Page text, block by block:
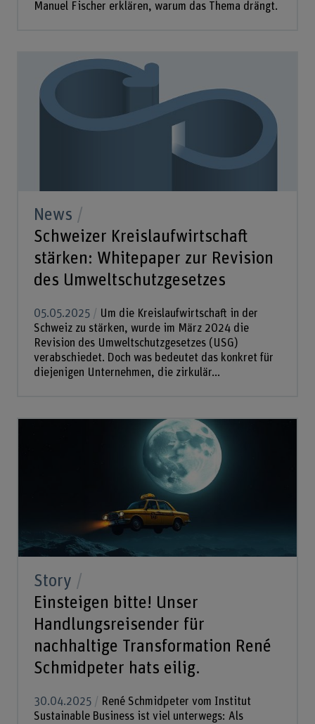
Manuel Fischer erklären, warum das Thema drängt.
News
Schweizer Kreislaufwirtschaft
stärken: Whitepaper zur Revision
des Umweltschutzgesetzes
05.05.2025
Um die Kreislaufwirtschaft in der
Schweiz zu stärken, wurde im März 2024 die
Revision des Umweltschutzgesetzes (USG)
verabschiedet. Doch was bedeutet das konkret für
diejenigen Unternehmen, die zirkulär...
Story
Einsteigen bitte! Unser
Handlungsreisender für
nachhaltige Transformation René
Schmidpeter hats eilig.
30.04.2025
René Schmidpeter vom Institut
Sustainable Business ist viel unterwegs: Als